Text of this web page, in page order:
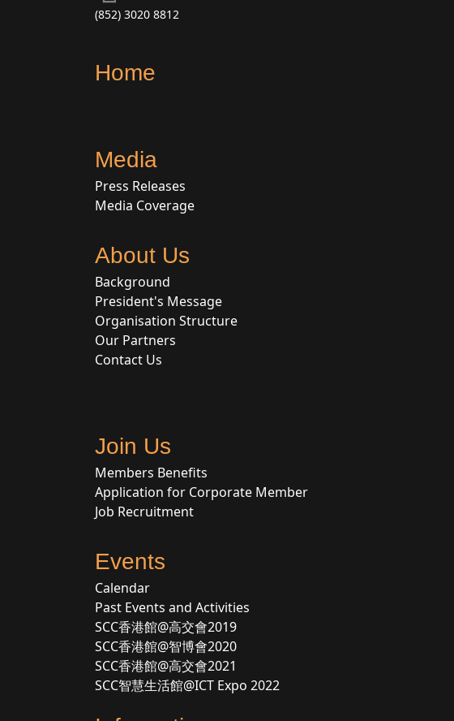
(852) 3020 8812
Home
Media
Press Releases
Media Coverage
About Us
Background
President's Message
Organisation Structure
Our Partners
Contact Us
Join Us
Members Benefits
Application for Corporate Member
Job Recruitment
Events
Calendar
Past Events and Activities
SCC香港館@高交會2019
SCC香港館@智博會2020
SCC香港館@高交會2021
SCC智慧生活館@ICT Expo 2022